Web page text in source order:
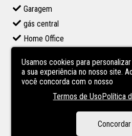
Garagem
gás central
Home Office
lavanderia
living 2 ambientes
Usamos cookies para
a sua experiência no nosso site.
você concorda com o nosso
Termos de UsoPolítica
Concordar